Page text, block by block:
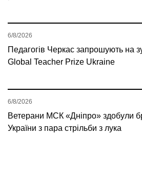
Педагогів Черкас запрошують на
Global Teacher Prize Ukraine
6/8/2026
Ветерани МСК «Дніпро» здобули
України з пара стрільби з лука
6/8/2026